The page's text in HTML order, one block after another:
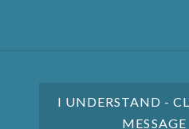
I UNDERSTAND -
MESSAGE